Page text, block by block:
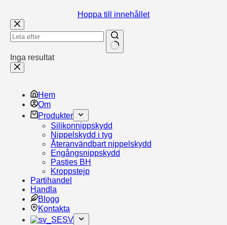
Hoppa till innehållet
Inga resultat
Hem
Om
Produkter
Silikonnippskydd
Nippelskydd i tyg
Återanvändbart nippelskydd
Engångsnippskydd
Pasties BH
Kroppstejp
Partihandel
Handla
Blogg
Kontakta
SV